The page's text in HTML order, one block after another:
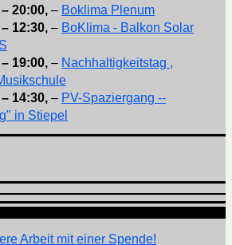
– 20:00, – Boklima Plenum
– 12:30, – BoKlima - Balkon Solar
– 19:00, – Nachhaltigkeitstag ,
– 14:30, – PV-Spaziergang --
in Stiepel
Arbeit mit einer Spende!